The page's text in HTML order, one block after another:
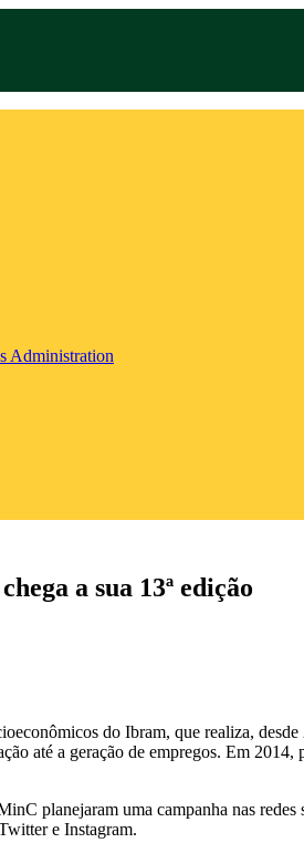
Administration
a sua 13ª edição
do Ibram, que realiza,
até a geração de empregos. Em
planejaram uma campanha nas
e Instagram.